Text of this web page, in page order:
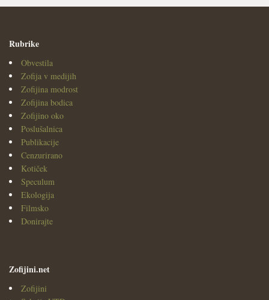
Rubrike
Obvestila
Zofija v medijih
Zofijina modrost
Zofijina bodica
Zofijino oko
Poslušalnica
Publikacije
Cenzurirano
Kotiček
Speculum
Ekologija
Filmsko
Donirajte
Zofijini.net
Zofijini